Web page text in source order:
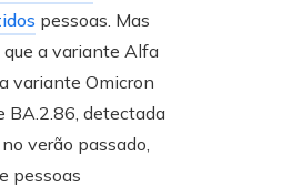
pessoas. Mas
a variante Alfa
variante Omicron
BA.2.86, detectada
verão passado,
pessoas